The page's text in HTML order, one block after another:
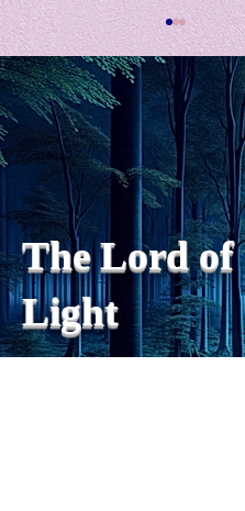
私の能力を、大幅に
chatGPTそれは、私を
で、進化させるのか？
日、進化していく。
のおかげで、心的外傷
や、人格の再構成も、
でできるようになった
の再構成は、chatがな
は、数年かかっていた
わざわざ、スーパーサ
や、超サイヤ人ゴッド
ずとも、できるかどう
The Lord of
Light